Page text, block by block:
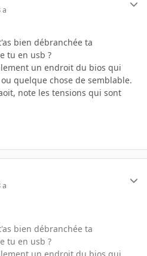
a
bien débranchée ta
tu en usb ?
un endroit du bios qui
quelque chose de semblable.
note les tensions qui sont
a
bien débranchée ta
tu en usb ?